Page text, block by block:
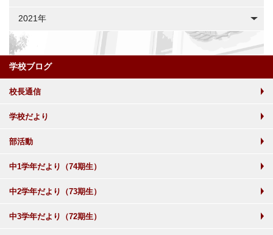
2021年
学校ブログ
校長通信
学校だより
部活動
中1学年だより（74期生）
中2学年だより（73期生）
中3学年だより（72期生）